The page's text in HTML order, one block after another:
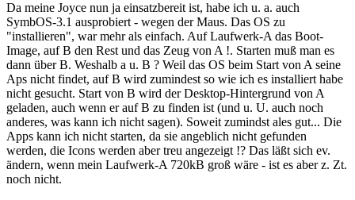
Da meine Joyce nun ja einsatzbereit ist, habe ich u. a. auch
SymbOS-3.1 ausprobiert - wegen der Maus. Das OS zu
"installieren", war mehr als einfach. Auf Laufwerk-A das Boot-
Image, auf B den Rest und das Zeug von A !. Starten muß man es
dann über B. Weshalb a u. B ? Weil das OS beim Start von A seine
Aps nicht findet, auf B wird zumindest so wie ich es installiert habe
nicht gesucht. Start von B wird der Desktop-Hintergrund von A
geladen, auch wenn er auf B zu finden ist (und u. U. auch noch
anderes, was kann ich nicht sagen). Soweit zumindst ales gut... Die
Apps kann ich nicht starten, da sie angeblich nicht gefunden
werden, die Icons werden aber treu angezeigt !? Das läßt sich ev.
ändern, wenn mein Laufwerk-A 720kB groß wäre - ist es aber z. Zt.
noch nicht.